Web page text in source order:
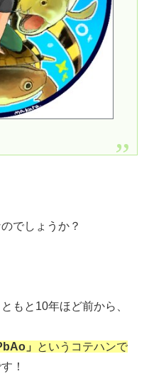
でしょうか？
もと10年ほど前から、
」
というコテハンで
！